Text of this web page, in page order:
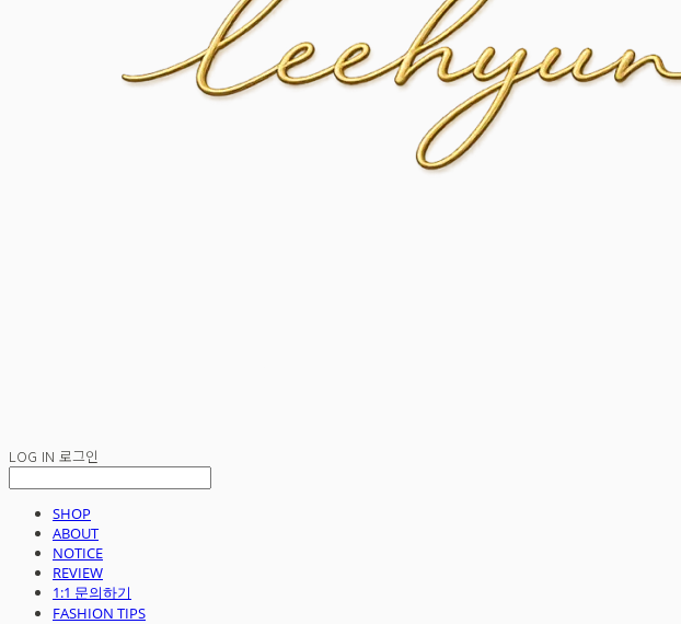
LOG IN 로그인
SHOP
ABOUT
NOTICE
REVIEW
1:1 문의하기
FASHION TIPS